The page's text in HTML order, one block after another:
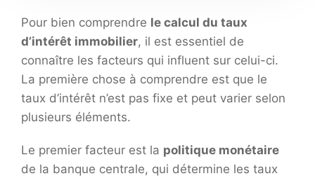
Pour bien comprendre le calcul du taux
d’intérêt immobilier, il est essentiel de
connaître les facteurs qui influent sur celui-ci.
La première chose à comprendre est que le
taux d’intérêt n’est pas fixe et peut varier selon
plusieurs éléments.
Le premier facteur est la politique monétaire
de la banque centrale, qui détermine les taux